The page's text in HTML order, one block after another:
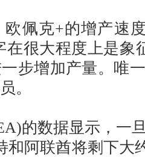
克+的增产速度
在很大程度上是象
步增加产量。唯
。
数据显示，一
和阿联酋将剩下大